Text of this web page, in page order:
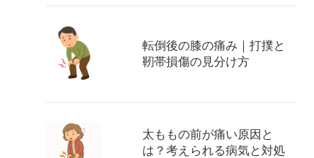
転倒後の膝の痛み｜打撲と
靭帯損傷の見分け方
太ももの前が痛い原因と
は？考えられる病気と対処